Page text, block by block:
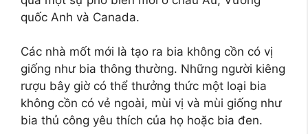
quốc Anh và Canada.
Các nhà mốt mới là tạo ra bia không cồn có vị
giống như bia thông thường. Những người kiêng
rượu bây giờ có thể thưởng thức một loại bia
không cồn có vẻ ngoài, mùi vị và mùi giống như
bia thủ công yêu thích của họ hoặc bia đen.